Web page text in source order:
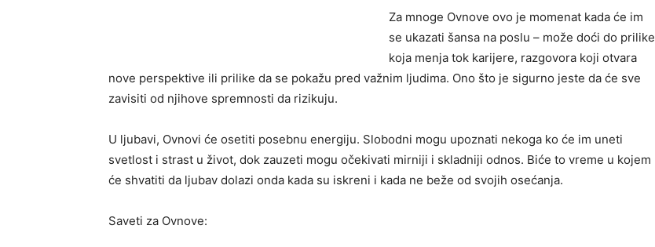
Za mnoge Ovnove ovo je momenat kada će im
se ukazati šansa na poslu – može doći do prilike
koja menja tok karijere, razgovora koji otvara
nove perspektive ili prilike da se pokažu pred važnim ljudima. Ono što je sigurno jeste da će sve
zavisiti od njihove spremnosti da rizikuju.
U ljubavi, Ovnovi će osetiti posebnu energiju. Slobodni mogu upoznati nekoga ko će im uneti
svetlost i strast u život, dok zauzeti mogu očekivati mirniji i skladniji odnos. Biće to vreme u kojem
će shvatiti da ljubav dolazi onda kada su iskreni i kada ne beže od svojih osećanja.
Saveti za Ovnove: